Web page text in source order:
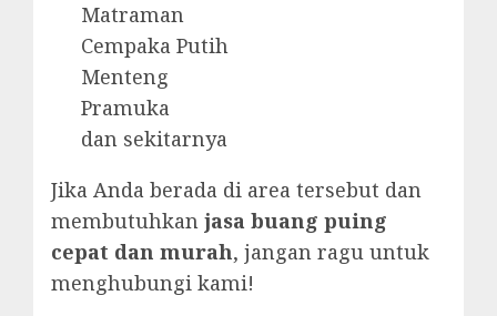
Matraman
Cempaka Putih
Menteng
Pramuka
dan sekitarnya
Jika Anda berada di area tersebut dan
membutuhkan jasa buang puing
cepat dan murah, jangan ragu untuk
menghubungi kami!